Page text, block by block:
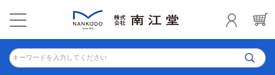
キーワードを入力してください